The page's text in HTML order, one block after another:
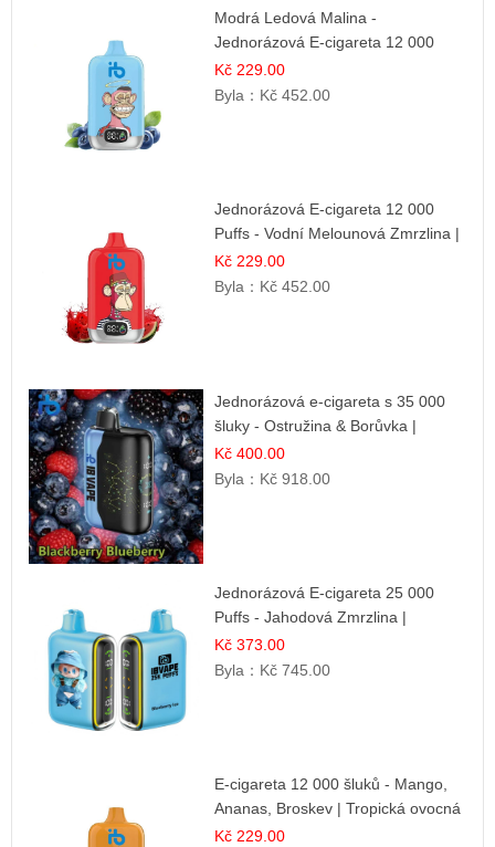
Modrá Ledová Malina -
Jednorázová E-cigareta 12 000
šluků | Osvěžující Bobulová Příchuť
Kč 229.00
Byla： Kč 452.00
Jednorázová E-cigareta 12 000
Puffs - Vodní Melounová Zmrzlina |
Letní dezertní příchuť
Kč 229.00
Byla： Kč 452.00
Jednorázová e-cigareta s 35 000
šluky - Ostružina & Borůvka |
Intenzivní lesní směs
Kč 400.00
Byla： Kč 918.00
Jednorázová E-cigareta 25 000
Puffs - Jahodová Zmrzlina |
Krémová sladká příchuť
Kč 373.00
Byla： Kč 745.00
E-cigareta 12 000 šluků - Mango,
Ananas, Broskev | Tropická ovocná
směs
Kč 229.00